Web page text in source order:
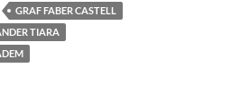
GRAF FABER CASTELL
TIARA